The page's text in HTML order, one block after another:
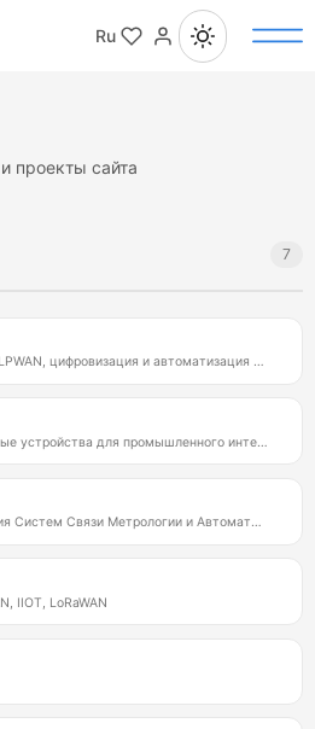
Ru
проекты сайта
7
Беспроводные решения LPWAN, цифровизация и автоматизация в промышленности | РОССМА
Автономные беспроводные устройства для промышленного интернета вещей IIoT LoRaWAN | РОССМА
Разработка Оборудования Систем Связи Метрологии и Автоматизации | РОССМА
IIOT, LoRaWAN